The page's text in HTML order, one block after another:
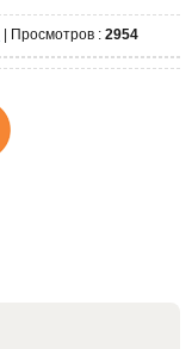
Просмотров : 2954